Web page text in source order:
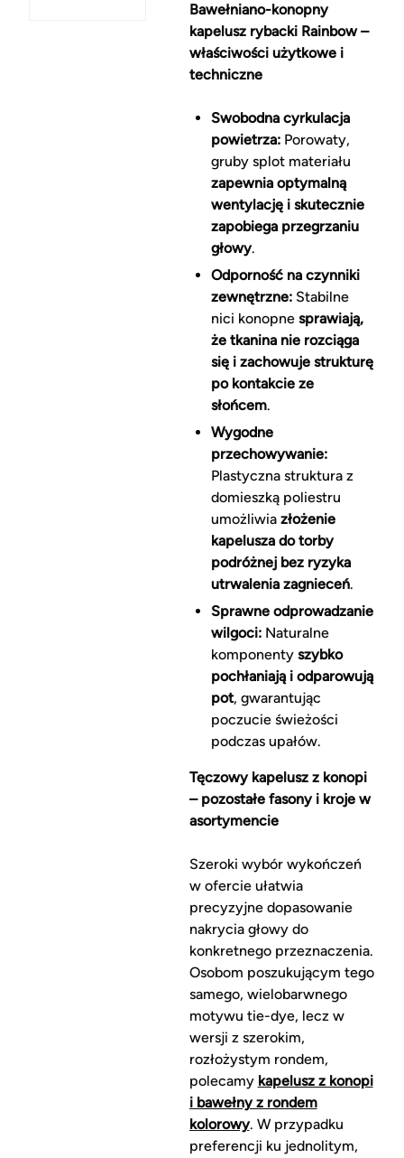
Bawełniano-konopny
kapelusz rybacki Rainbow –
właściwości użytkowe i
techniczne
Swobodna cyrkulacja
powietrza:Porowaty,
gruby splot materiału
zapewnia optymalną
wentylację i skutecznie
zapobiega przegrzaniu
głowy.
Odporność na czynniki
zewnętrzne:Stabilne
nici konopne sprawiają,
że tkanina nie rozciąga
się i zachowuje strukturę
po kontakcie ze
słońcem.
Wygodne
przechowywanie:
Plastyczna struktura z
domieszką poliestru
umożliwiazłożenie
kapelusza do torby
podróżnej bez ryzyka
utrwalenia zagnieceń.
Sprawne odprowadzanie
wilgoci:Naturalne
komponenty szybko
pochłaniają i odparowują
pot, gwarantując
poczucie świeżości
podczas upałów.
Tęczowy kapelusz z konopi
– pozostałe fasony i kroje w
asortymencie
Szeroki wybór wykończeń
w ofercie ułatwia
precyzyjne dopasowanie
nakrycia głowy do
konkretnego przeznaczenia.
Osobom poszukującym tego
samego, wielobarwnego
motywu tie-dye, lecz w
wersji z szerokim,
rozłożystym rondem,
polecamy kapelusz z konopi
i bawełny z rondem
kolorowy. W przypadku
preferencji ku jednolitym,